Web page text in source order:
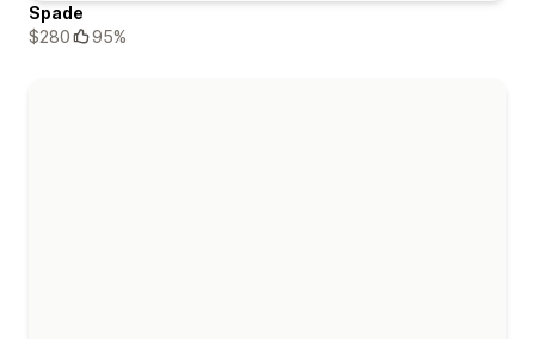
Spade
$280
95%